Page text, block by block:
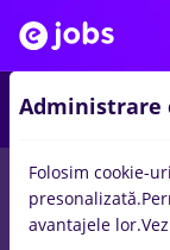
locuri de munca
Banci, IT /
Administrare
Folosim cookie-
presonalizată.
avantajele lor.